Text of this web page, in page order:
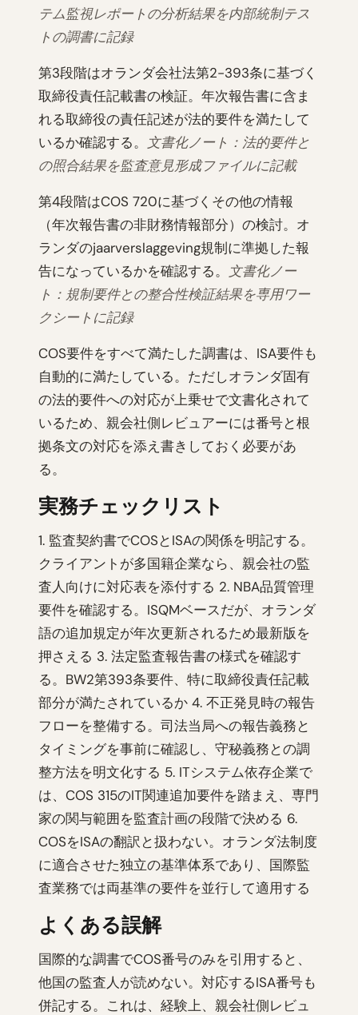
テム監視レポートの分析結果を内部統制テス
トの調書に記録
第3段階はオランダ会社法第2-393条に基づく
取締役責任記載書の検証。年次報告書に含ま
れる取締役の責任記述が法的要件を満たして
いるか確認する。
文書化ノート：法的要件と
の照合結果を監査意見形成ファイルに記載
第4段階はCOS 720に基づくその他の情報
（年次報告書の非財務情報部分）の検討。オ
ランダのjaarverslaggeving規制に準拠した報
告になっているかを確認する。
文書化ノー
ト：規制要件との整合性検証結果を専用ワー
クシートに記録
COS要件をすべて満たした調書は、ISA要件も
自動的に満たしている。ただしオランダ固有
の法的要件への対応が上乗せで文書化されて
いるため、親会社側レビュアーには番号と根
拠条文の対応を添え書きしておく必要があ
る。
実務チェックリスト
1. 監査契約書でCOSとISAの関係を明記する。
クライアントが多国籍企業なら、親会社の監
査人向けに対応表を添付する 2. NBA品質管理
要件を確認する。ISQMベースだが、オランダ
語の追加規定が年次更新されるため最新版を
押さえる 3. 法定監査報告書の様式を確認す
る。BW2第393条要件、特に取締役責任記載
部分が満たされているか 4. 不正発見時の報告
フローを整備する。司法当局への報告義務と
タイミングを事前に確認し、守秘義務との調
整方法を明文化する 5. ITシステム依存企業で
は、COS 315のIT関連追加要件を踏まえ、専門
家の関与範囲を監査計画の段階で決める 6.
COSをISAの翻訳と扱わない。オランダ法制度
に適合させた独立の基準体系であり、国際監
査業務では両基準の要件を並行して適用する
よくある誤解
国際的な調書でCOS番号のみを引用すると、
他国の監査人が読めない。対応するISA番号も
併記する。これは、経験上、親会社側レビュ